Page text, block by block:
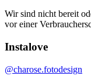
Wir sind nicht bereit
vor einer
Instalove
@charose.fotodesign